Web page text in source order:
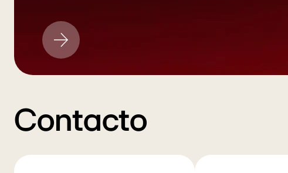
LG
actualización
Contacto